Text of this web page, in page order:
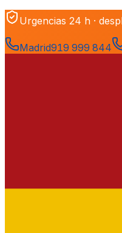
Urgencias 24 h ·
Madrid919 999 844